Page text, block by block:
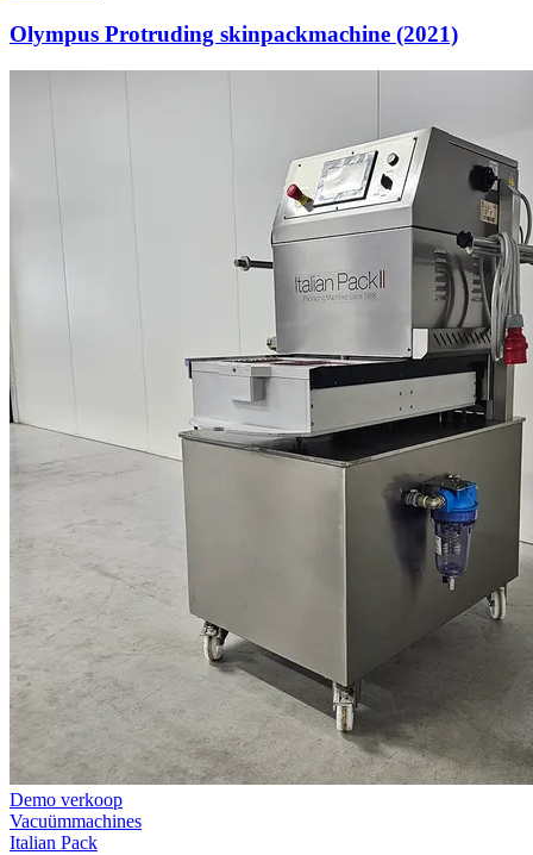
Olympus Protruding skinpackmachine (2021)
Demo verkoop
Vacuümmachines
Italian Pack